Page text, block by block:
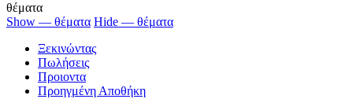
θέματα
Show — θέματα Hide — θέματα
Ξεκινώντας
Πωλήσεις
Προιοντα
Προηγμένη Αποθήκη